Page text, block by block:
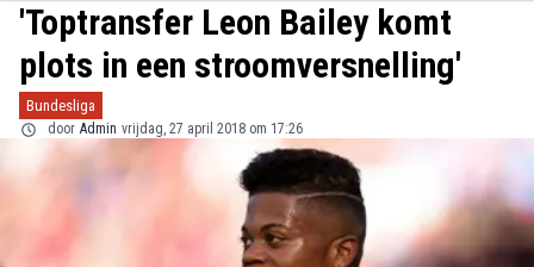
'Toptransfer Leon Bailey komt
plots in een stroomversnelling'
Bundesliga
door Admin vrijdag, 27 april 2018 om 17:26